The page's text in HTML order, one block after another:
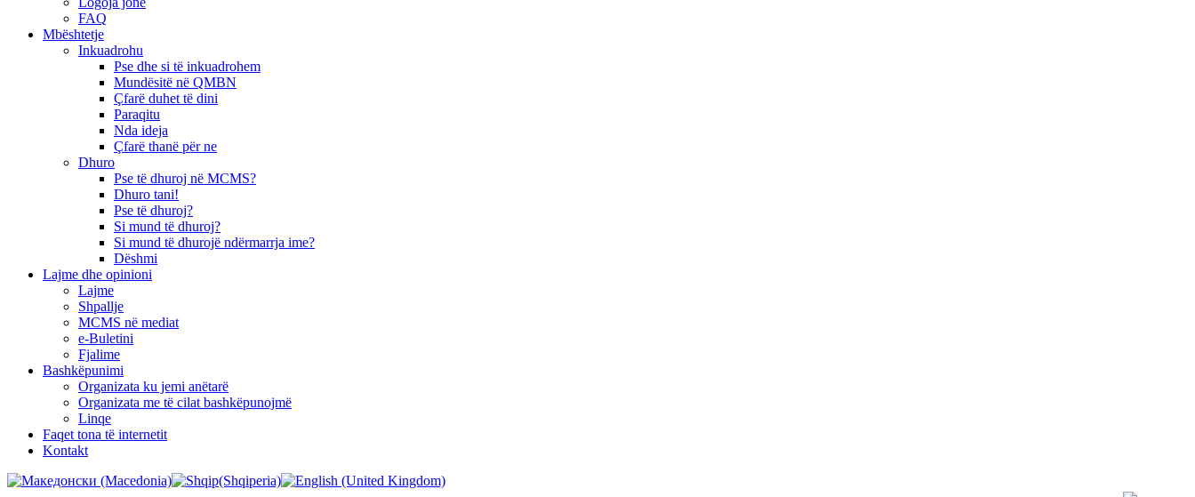
FAQ
Mbështetje
Inkuadrohu
Pse dhe si të inkuadrohem
Mundësitë në QMBN
Çfarë duhet të dini
Paraqitu
Nda ideja
Çfarë thanë për ne
Dhuro
Pse të dhuroj në MCMS?
Dhuro tani!
Pse të dhuroj?
Si mund të dhuroj?
Si mund të dhurojë ndërmarrja ime?
Dëshmi
Lajme dhe opinioni
Lajme
Shpallje
MCMS në mediat
e-Buletini
Fjalime
Bashkëpunimi
Organizata ku jemi anëtarë
Organizata me të cilat bashkëpunojmë
Linqe
Faqet tona të internetit
Kontakt